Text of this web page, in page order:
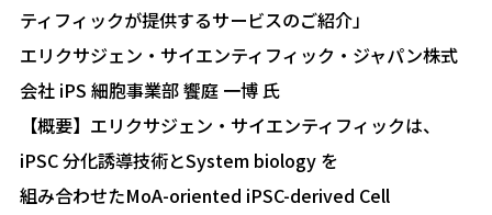
ティフィックが提供するサービスのご紹介」
エリクサジェン・サイエンティフィック・ジャパン株式
会社 iPS 細胞事業部 饗庭 一博 氏
【概要】エリクサジェン・サイエンティフィックは、
iPSC 分化誘導技術とSystem biology を
組み合わせたMoA-oriented iPSC-derived Cell